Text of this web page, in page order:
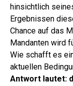
hinsichtlich
Ergebnissen
Chance auf das
Mandanten wird
Wie schafft es
aktuellen
Antwort lautet: